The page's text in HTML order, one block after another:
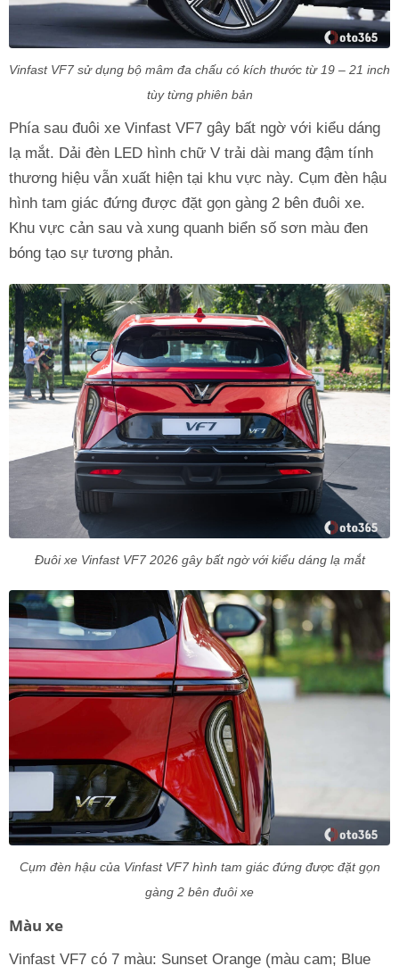
Vinfast VF7 sử dụng bộ mâm đa chấu có kích thước từ 19 – 21 inch
tùy từng phiên bản
Phía sau đuôi xe Vinfast VF7 gây bất ngờ với kiểu dáng
lạ mắt. Dải đèn LED hình chữ V trải dài mang đậm tính
thương hiệu vẫn xuất hiện tại khu vực này. Cụm đèn hậu
hình tam giác đứng được đặt gọn gàng 2 bên đuôi xe.
Khu vực cản sau và xung quanh biển số sơn màu đen
bóng tạo sự tương phản.
Đuôi xe Vinfast VF7 2026 gây bất ngờ với kiểu dáng lạ mắt
Cụm đèn hậu của Vinfast VF7 hình tam giác đứng được đặt gọn
gàng 2 bên đuôi xe
Màu xe
Vinfast VF7 có 7 màu: Sunset Orange (màu cam; Blue